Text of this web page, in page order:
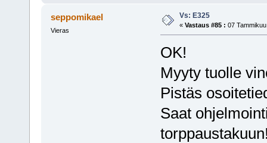
seppomikael
Vieras
Vs: E325
« Vastaus #85 : 07
OK!
Myyty tuolle
Pistäs
Saat